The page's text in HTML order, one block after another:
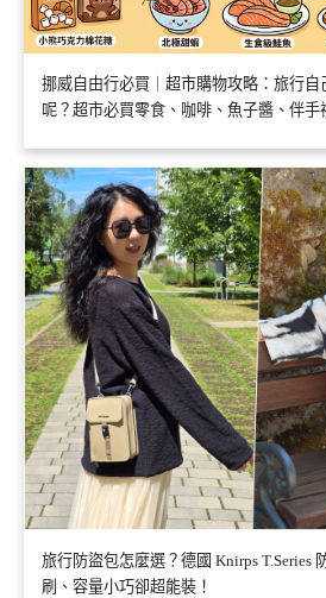
挪威自由行必買｜超市購物攻略：旅行
呢？超市必買零食、咖啡、魚子醬、伴手
旅行防盜包怎麼選？德國 Knirps T.Series
刷、容量小巧卻超能裝！